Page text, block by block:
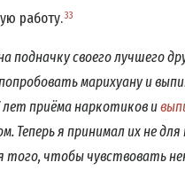
работу.33
подначку своего лучшего
марихуану и
приёма наркотиков и
Теперь я принимал их не
чтобы чувствовать